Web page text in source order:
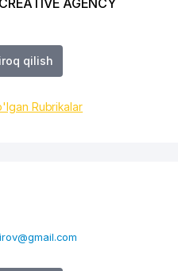
qilish
Rubrikalar